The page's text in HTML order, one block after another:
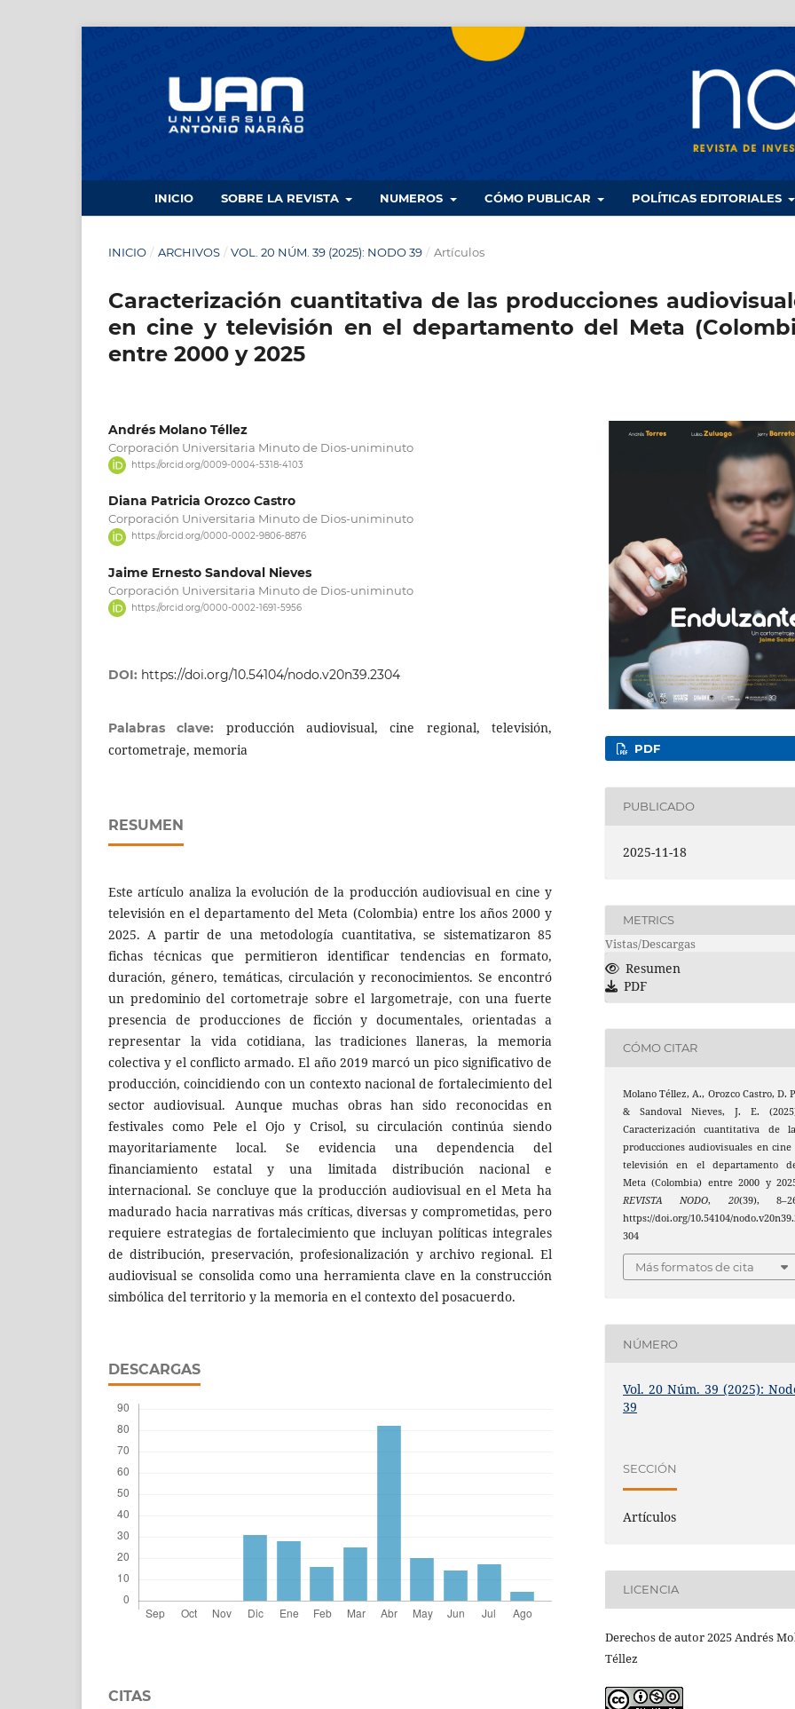
INICIO SOBRE LA REVISTA NUMEROS CÓMO PUBLICAR POLÍTICAS EDITORIALES
INICIO / ARCHIVOS / VOL. 20 NÚM. 39 (2025): NODO 39 / Artículos
Caracterización cuantitativa de las producciones
en cine y televisión en el departamento del Meta
entre 2000 y 2025
Andrés Molano Téllez
Corporación Universitaria Minuto de Dios-uniminuto
https://orcid.org/0009-0004-5318-4103
Diana Patricia Orozco Castro
Corporación Universitaria Minuto de Dios-uniminuto
https://orcid.org/0000-0002-9806-8876
Jaime Ernesto Sandoval Nieves
Corporación Universitaria Minuto de Dios-uniminuto
https://orcid.org/0000-0002-1691-5956
DOI: https://doi.org/10.54104/nodo.v20n39.2304
Palabras clave: producción audiovisual, cine regional, televisión,
cortometraje, memoria
RESUMEN
Este artículo analiza la evolución de la producción audiovisual en cine y
televisión en el departamento del Meta (Colombia) entre los años 2000 y
2025. A partir de una metodología cuantitativa, se sistematizaron 85
fichas técnicas que permitieron identificar tendencias en formato,
duración, género, temáticas, circulación y reconocimientos. Se encontró
un predominio del cortometraje sobre el largometraje, con una fuerte
presencia de producciones de ficción y documentales, orientadas a
representar la vida cotidiana, las tradiciones llaneras, la memoria
colectiva y el conflicto armado. El año 2019 marcó un pico significativo de
producción, coincidiendo con un contexto nacional de fortalecimiento del
sector audiovisual. Aunque muchas obras han sido reconocidas en
festivales como Pele el Ojo y Crisol, su circulación continúa siendo
mayoritariamente local. Se evidencia una dependencia del
financiamiento estatal y una limitada distribución nacional e
internacional. Se concluye que la producción audiovisual en el Meta ha
madurado hacia narrativas más críticas, diversas y comprometidas, pero
requiere estrategias de fortalecimiento que incluyan políticas integrales
de distribución, preservación, profesionalización y archivo regional. El
audiovisual se consolida como una herramienta clave en la construcción
simbólica del territorio y la memoria en el contexto del posacuerdo.
DESCARGAS
CITAS
PDF
PUBLICADO
2025-11-18
METRICS
Vistas/Descargas
Resumen
PDF
CÓMO CITAR
Molano Téllez, A., Orozco Castro, D.
& Sandoval Nieves, J. E.
Caracterización cuantitativa de
producciones audiovisuales en cine
televisión en el departamento
Meta (Colombia) entre 2000 y
REVISTA NODO, 20(39),
https://doi.org/10.54104/
304
Más formatos de cita
NÚMERO
Vol. 20 Núm. 39 (2025):
39
SECCIÓN
Artículos
LICENCIA
Derechos de autor 2025 Andrés
Téllez